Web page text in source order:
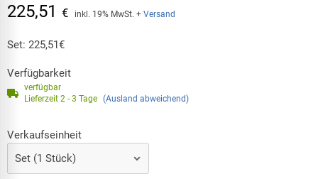
225,51 € inkl. 19% MwSt. + Versand
Set: 225,51€
Verfügbarkeit
verfügbar
Lieferzeit 2 - 3 Tage (Ausland abweichend)
Verkaufseinheit